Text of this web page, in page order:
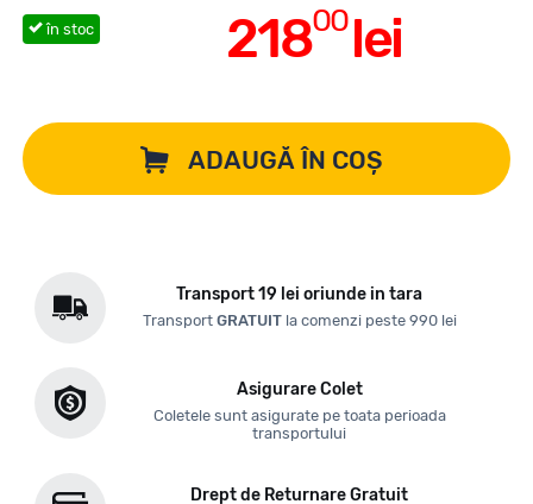
21800lei
în stoc
ADAUGĂ ÎN COȘ
Transport 19 lei oriunde in tara
Transport GRATUITla comenzi peste 990 lei
Asigurare Colet
Coletele sunt asigurate pe toata perioada
transportului
Drept de Returnare Gratuit